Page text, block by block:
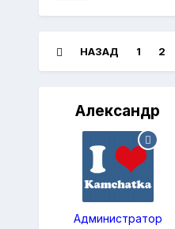
НАЗАД 1 2
Александр
Администратор